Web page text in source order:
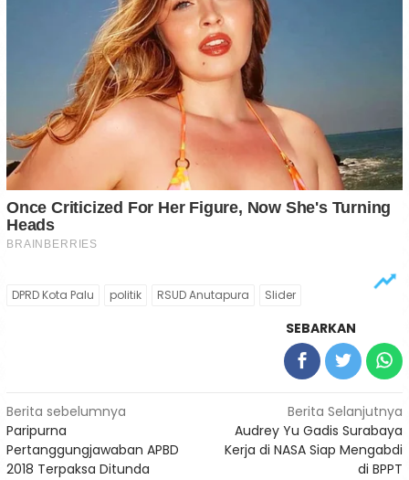
DPRD Kota Palu politik RSUD Anutapura Slider
SEBARKAN
Navigasi
pos
Berita sebelumnya
Paripurna
Pertanggungjawaban APBD
2018 Terpaksa Ditunda
Berita Selanjutnya
Audrey Yu Gadis Surabaya
Kerja di NASA Siap Mengabdi
di BPPT